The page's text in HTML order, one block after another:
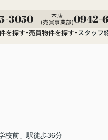
3050
本店
(売買事業部)0942-
を探す 売買物件を探す スタッフ
校前」駅徒歩36分